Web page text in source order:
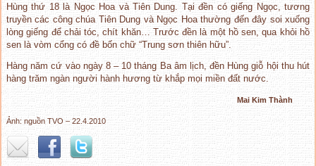
Hùng thứ 18 là Ngọc Hoa và Tiên Dung. Tại đền có giếng Ngọc, tương
truyền các công chúa Tiên Dung và Ngọc Hoa thường đến đây soi xuống
lòng giếng để chải tóc, chít khăn… Trước đền là một hồ sen, qua khỏi hồ
sen là vòm cổng có đề bốn chữ “Trung sơn thiên hữu”.
Hàng năm cứ vào ngày 8 – 10 tháng Ba âm lịch, đền Hùng giỗ hội thu hút
hàng trăm ngàn người hành hương từ khắp mọi miền đất nước.
Mai Kim Thành
Ảnh: nguồn TVO – 22.4.2010